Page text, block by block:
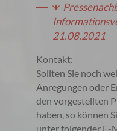
21.08.2021
Kontakt:
Sollten Sie noch
Anregungen oder
den vorgestellten
haben, so können
unter folgender E-